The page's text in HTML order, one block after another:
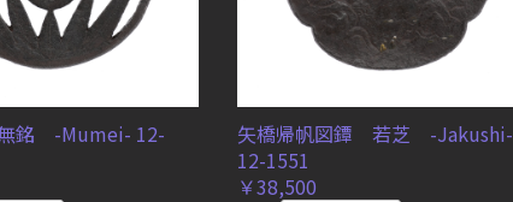
銘 -Mumei- 12-
矢橋帰帆図鐔 若芝 -Jakushi-
12-1551
￥38,500